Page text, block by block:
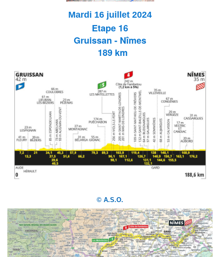
Mardi 16 juillet 2024
Etape 16
Gruissan - Nîmes
189 km
© A.S.O.